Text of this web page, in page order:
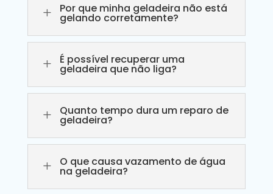
L Por que minha geladeira não está
gelando corretamente?
L É possível recuperar uma
geladeira que não liga?
L Quanto tempo dura um reparo de
geladeira?
L O que causa vazamento de água
na geladeira?